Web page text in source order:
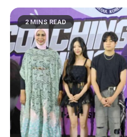
2 MINS READ